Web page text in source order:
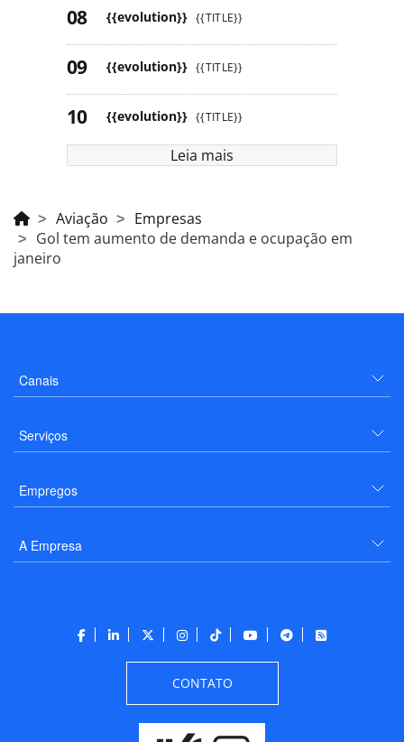
{{evolution}} {{TITLE}}
{{evolution}} {{TITLE}}
{{evolution}} {{TITLE}}
Leia mais
Aviação
Empresas
Gol tem aumento de demanda e ocupação em
janeiro
Canais
Serviços
Empregos
A Empresa
CONTATO